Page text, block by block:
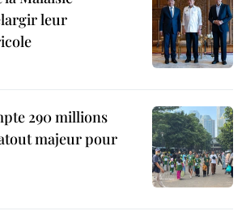
leur
290 millions
majeur pour